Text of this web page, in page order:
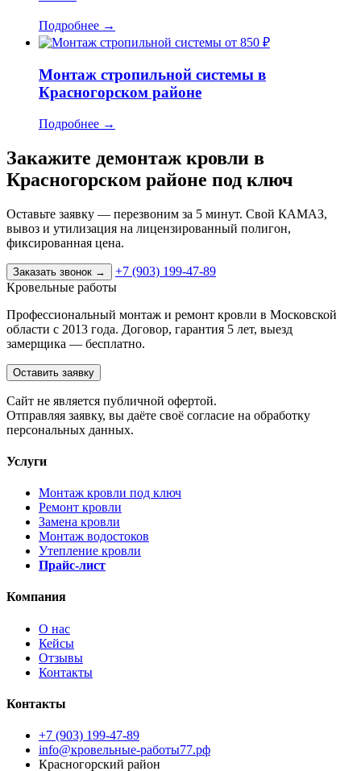
Подробнее →
от 850 ₽
Монтаж стропильной системы в
Красногорском районе
Подробнее →
Закажите демонтаж кровли в
Красногорском районе под ключ
Оставьте заявку — перезвоним за 5 минут. Свой КАМАЗ,
вывоз и утилизация на лицензированный полигон,
фиксированная цена.
Заказать звонок →
+7 (903) 199-47-89
Кровельные работы
Профессиональный монтаж и ремонт кровли в Московской
области с 2013 года. Договор, гарантия 5 лет, выезд
замерщика — бесплатно.
Оставить заявку
Cайт не является публичной офертой.
Отправляя заявку, вы даёте своё согласие на обработку
персональных данных.
Услуги
Монтаж кровли под ключ
Ремонт кровли
Замена кровли
Монтаж водостоков
Утепление кровли
Прайс-лист
Компания
О нас
Кейсы
Отзывы
Контакты
Контакты
+7 (903) 199-47-89
info@кровельные-работы77.рф
Красногорский район